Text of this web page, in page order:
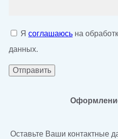
Я соглашаюсь на
данных.
Оставьте Ваши контактные